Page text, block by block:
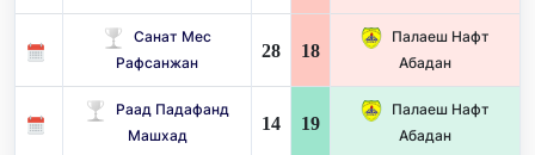
Санат Мес
Рафсанжан
28 18
Палаеш Нафт
Абадан
Раад Падафанд
Машхад
14 19
Палаеш Нафт
Абадан